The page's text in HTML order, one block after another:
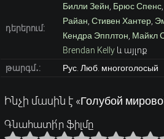
դերերում:
Билли Зейн Брюс Спенс,
Райан Стивен Хантер,
Кендра Эпплтон Майкл
Brendan Kellyև այլոք
թարգմ․:
Рус. Люб. многоголосый
Ինչի մասին է «Голубой
Գնահատի՛ր ֆիլմը